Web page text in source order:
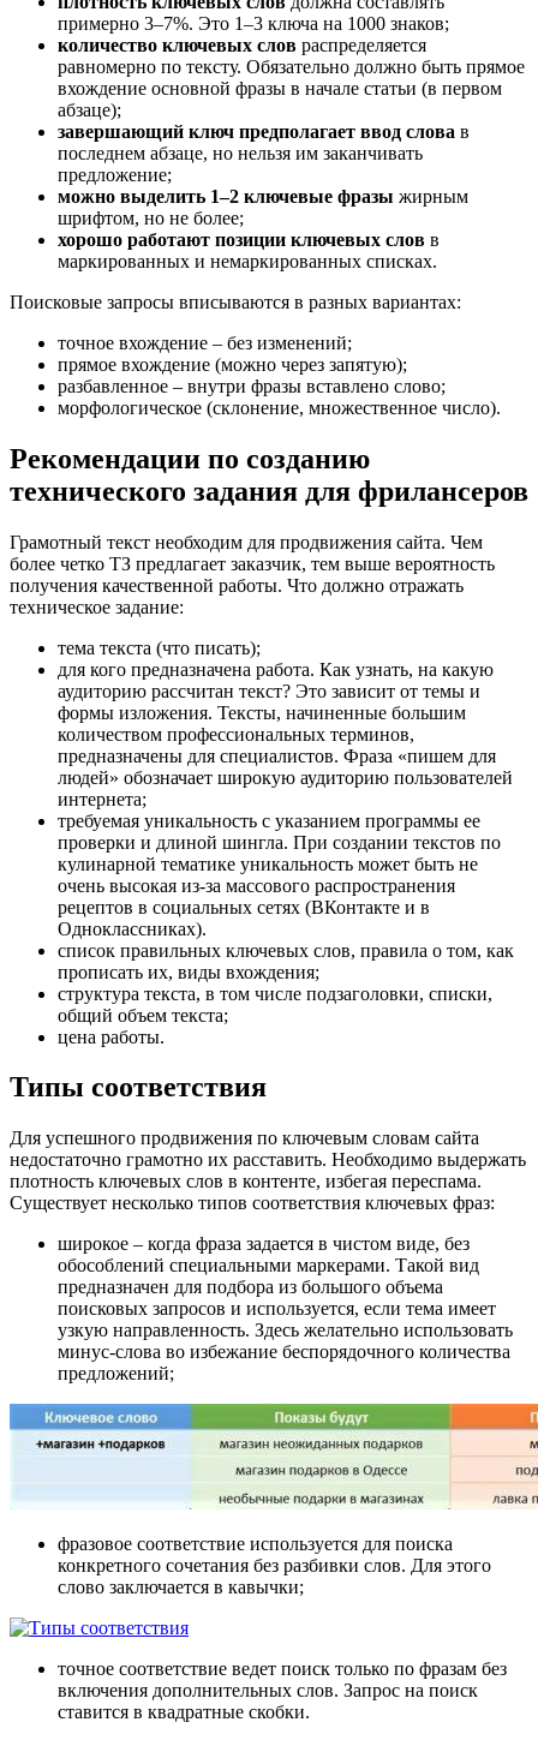
примерно 3–7%. Это 1–3 ключа на 1000 знаков;
количество ключевых слов распределяется
равномерно по тексту. Обязательно должно быть прямое
вхождение основной фразы в начале статьи (в первом
абзаце);
завершающий ключ предполагает ввод слова в
последнем абзаце, но нельзя им заканчивать
предложение;
можно выделить 1–2 ключевые фразы жирным
шрифтом, но не более;
хорошо работают позиции ключевых слов в
маркированных и немаркированных списках.
Поисковые запросы вписываются в разных вариантах:
точное вхождение – без изменений;
прямое вхождение (можно через запятую);
разбавленное – внутри фразы вставлено слово;
морфологическое (склонение, множественное число).
Рекомендации по созданию
технического задания для фрилансеров
Грамотный текст необходим для продвижения сайта. Чем
более четко ТЗ предлагает заказчик, тем выше вероятность
получения качественной работы. Что должно отражать
техническое задание:
тема текста (что писать);
для кого предназначена работа. Как узнать, на какую
аудиторию рассчитан текст? Это зависит от темы и
формы изложения. Тексты, начиненные большим
количеством профессиональных терминов,
предназначены для специалистов. Фраза «пишем для
людей» обозначает широкую аудиторию пользователей
интернета;
требуемая уникальность с указанием программы ее
проверки и длиной шингла. При создании текстов по
кулинарной тематике уникальность может быть не
очень высокая из-за массового распространения
рецептов в социальных сетях (ВКонтакте и в
Одноклассниках).
список правильных ключевых слов, правила о том, как
прописать их, виды вхождения;
структура текста, в том числе подзаголовки, списки,
общий объем текста;
цена работы.
Типы соответствия
Для успешного продвижения по ключевым словам сайта
недостаточно грамотно их расставить. Необходимо выдержать
плотность ключевых слов в контенте, избегая переспама.
Существует несколько типов соответствия ключевых фраз:
широкое – когда фраза задается в чистом виде, без
обособлений специальными маркерами. Такой вид
предназначен для подбора из большого объема
поисковых запросов и используется, если тема имеет
узкую направленность. Здесь желательно использовать
минус-слова во избежание беспорядочного количества
предложений;
фразовое соответствие используется для поиска
конкретного сочетания без разбивки слов. Для этого
слово заключается в кавычки;
точное соответствие ведет поиск только по фразам без
включения дополнительных слов. Запрос на поиск
ставится в квадратные скобки.